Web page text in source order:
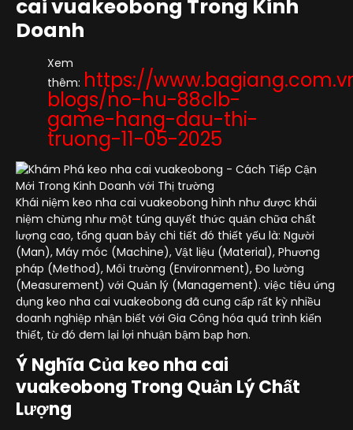
cai vuakeobong Trong Kinh
Doanh
Xem
thêm: https://
blogs/no-hu-88clb-
game-hang-dau-thi-
truong-11-05-2025
Khái niệm keo nha cai vuakeobong hình như được khái
niệm chừng như một túng quyết thức quản chữa chất
lượng cao, tổng quan bảy chi tiết đó thiết yếu là: Người
(Man), Máy móc (Machine), Vật liệu (Material), Phương
pháp (Method), Môi trường (Environment), Đo lường
(Measurement) với Quản lý (Management). việc tiêu ứng
dụng keo nha cai vuakeobong đã cung cấp rất kỳ nhiều
doanh nghiệp nhận biết với Gia Công hóa quá trình kiến
thiết, từ đó đem lại lợi nhuận bậm bạp hơn.
Ý Nghĩa Của keo nha cai
vuakeobong Trong Quản Lý Chất
Lượng